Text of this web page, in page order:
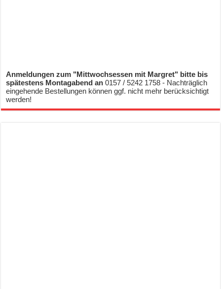
Anmeldungen zum "Mittwochsessen mit Margret" bitte bis
spätestens Montagabend an0157 / 5242 1758 - Nachträglich
eingehende Bestellungen können ggf. nicht mehr berücksichtigt
werden!